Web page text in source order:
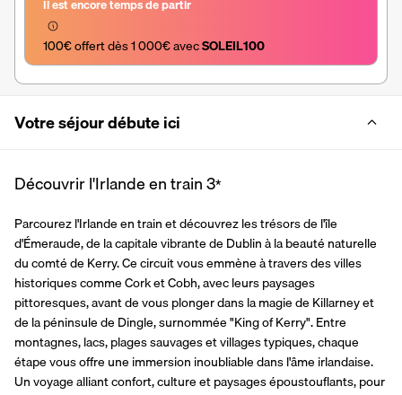
Il est encore temps de partir
100€ offert dès 1 000€ avec SOLEIL100
Votre séjour débute ici
Découvrir l'Irlande en train3*
Parcourez l'Irlande en train et découvrez les trésors de l'île
d'Émeraude, de la capitale vibrante de Dublin à la beauté naturelle
du comté de Kerry. Ce circuit vous emmène à travers des villes
historiques comme Cork et Cobh, avec leurs paysages
pittoresques, avant de vous plonger dans la magie de Killarney et
de la péninsule de Dingle, surnommée "King of Kerry". Entre
montagnes, lacs, plages sauvages et villages typiques, chaque
étape vous offre une immersion inoubliable dans l'âme irlandaise.
Un voyage alliant confort, culture et paysages époustouflants, pour